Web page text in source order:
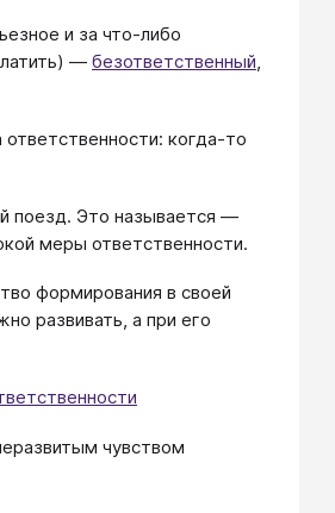
и за что-либо
― безответственный,
когда-то
поезд. Это называется ―
меры ответственности.
формирования в своей
развивать, а при его
чувством